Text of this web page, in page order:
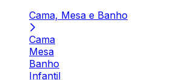
Cama, Mesa e Banho
Cama
Mesa
Banho
Infantil